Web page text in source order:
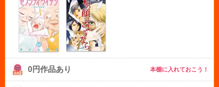
0円作品あり 本棚に入れておこう！